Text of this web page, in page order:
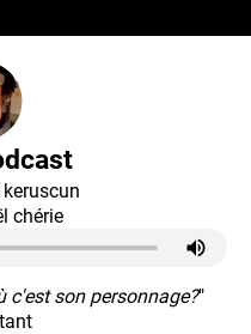
chérie
c'est son personnage?"